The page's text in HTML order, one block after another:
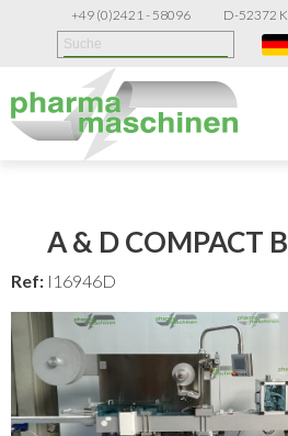
+49 (0)2421 - 58096 D-52372
A & D COMPACT
Ref: I16946D